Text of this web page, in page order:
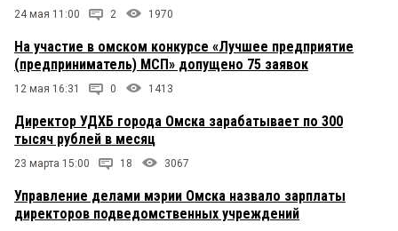
24 мая 11:00 2 1970
На участие в омском конкурсе «Лучшее предприятие
(предприниматель) МСП» допущено 75 заявок
12 мая 16:31 0 1413
Директор УДХБ города Омска зарабатывает по 300
тысяч рублей в месяц
23 марта 15:00 18 3067
Управление делами мэрии Омска назвало зарплаты
директоров подведомственных учреждений